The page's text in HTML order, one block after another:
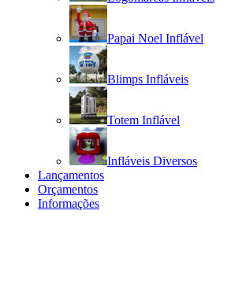
Papai Noel Inflável
Blimps Infláveis
Totem Inflável
Infláveis Diversos
Lançamentos
Orçamentos
Informações